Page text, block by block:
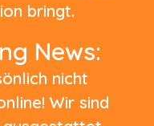
bringt.
News:
nicht
Wir sind